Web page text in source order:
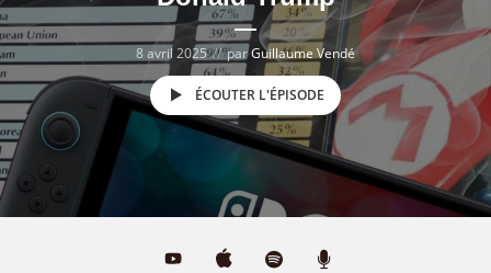
8 avril 2025 parGuillaume Vendé
ÉCOUTER L'ÉPISODE